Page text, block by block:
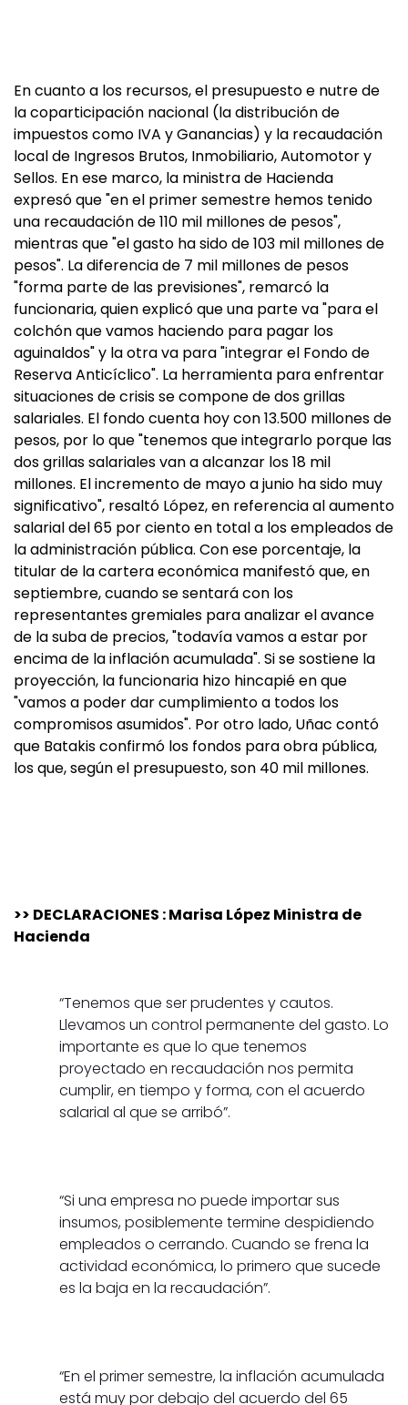
En cuanto a los recursos, el presupuesto e nutre de
la coparticipación nacional (la distribución de
impuestos como IVA y Ganancias) y la recaudación
local de Ingresos Brutos, Inmobiliario, Automotor y
Sellos. En ese marco, la ministra de Hacienda
expresó que "en el primer semestre hemos tenido
una recaudación de 110 mil millones de pesos",
mientras que "el gasto ha sido de 103 mil millones de
pesos". La diferencia de 7 mil millones de pesos
"forma parte de las previsiones", remarcó la
funcionaria, quien explicó que una parte va "para el
colchón que vamos haciendo para pagar los
aguinaldos" y la otra va para "integrar el Fondo de
Reserva Anticíclico". La herramienta para enfrentar
situaciones de crisis se compone de dos grillas
salariales. El fondo cuenta hoy con 13.500 millones de
pesos, por lo que "tenemos que integrarlo porque las
dos grillas salariales van a alcanzar los 18 mil
millones. El incremento de mayo a junio ha sido muy
significativo", resaltó López, en referencia al aumento
salarial del 65 por ciento en total a los empleados de
la administración pública. Con ese porcentaje, la
titular de la cartera económica manifestó que, en
septiembre, cuando se sentará con los
representantes gremiales para analizar el avance
de la suba de precios, "todavía vamos a estar por
encima de la inflación acumulada". Si se sostiene la
proyección, la funcionaria hizo hincapié en que
"vamos a poder dar cumplimiento a todos los
compromisos asumidos". Por otro lado, Uñac contó
que Batakis confirmó los fondos para obra pública,
los que, según el presupuesto, son 40 mil millones.
>> DECLARACIONES : Marisa López Ministra de
Hacienda
“Tenemos que ser prudentes y cautos.
Llevamos un control permanente del gasto. Lo
importante es que lo que tenemos
proyectado en recaudación nos permita
cumplir, en tiempo y forma, con el acuerdo
salarial al que se arribó”.
“Si una empresa no puede importar sus
insumos, posiblemente termine despidiendo
empleados o cerrando. Cuando se frena la
actividad económica, lo primero que sucede
es la baja en la recaudación”.
“En el primer semestre, la inflación acumulada
está muy por debajo del acuerdo del 65